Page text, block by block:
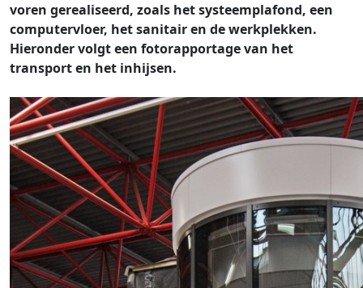
voren gerealiseerd, zoals het systeemplafond, een
computervloer, het sanitair en de werkplekken.
Hieronder volgt een fotorapportage van het
transport en het inhijsen.